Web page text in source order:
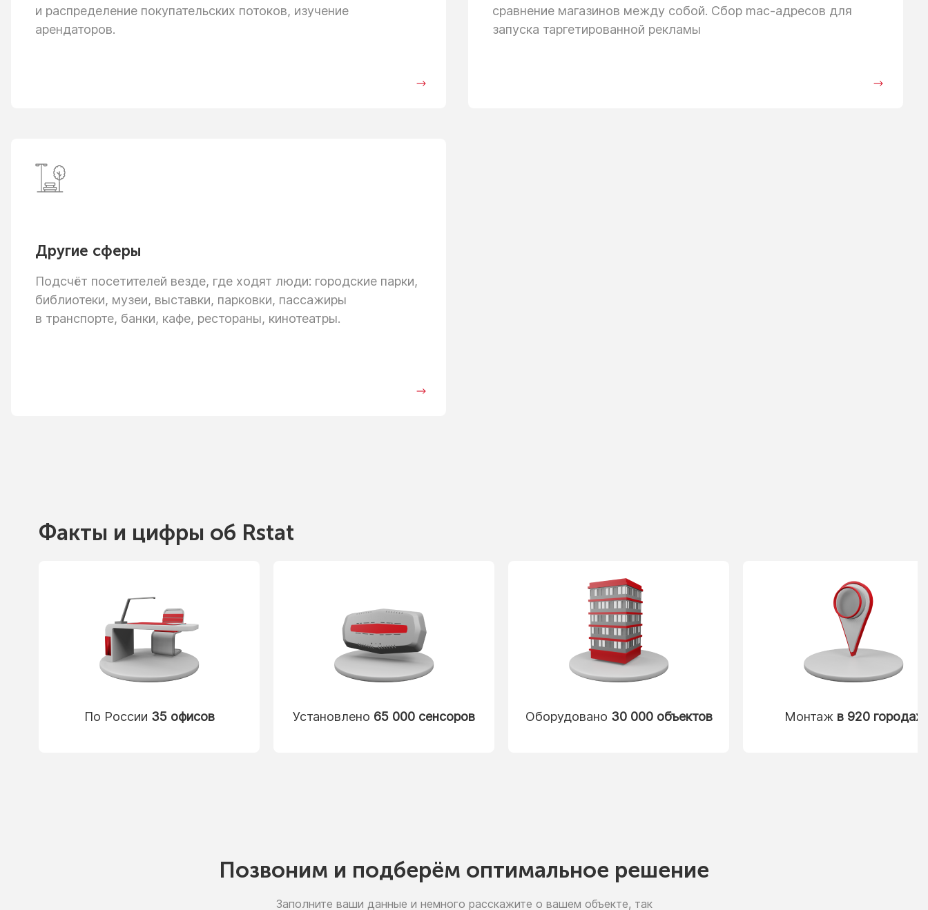
и распределение покупательских потоков, изучение
арендаторов.
сравнение магазинов между собой. Сбор mac-адресов для
запуска таргетированной рекламы
Другие сферы
Подсчёт посетителей везде, где ходят люди: городские парки,
библиотеки, музеи, выставки, парковки, пассажиры
в транспорте, банки, кафе, рестораны, кинотеатры.
Факты и цифры об Rstat
По России 35 офисов Установлено 65 000 сенсоров Оборудовано 30 000 объектов Монтаж в 920 городах
Позвоним и подберём оптимальное решение
Заполните ваши данные и немного расскажите о вашем объекте, так